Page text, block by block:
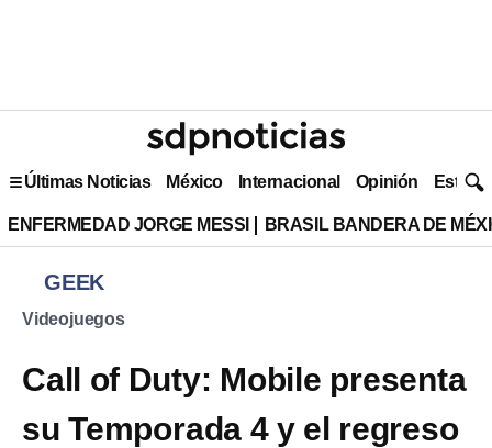
Últimas Noticias México Internacional Opinión Estilo
ENFERMEDAD JORGE MESSI BRASIL BANDERA DE
GEEK
Videojuegos
Call of Duty: Mobile presenta
su Temporada 4 y el regreso